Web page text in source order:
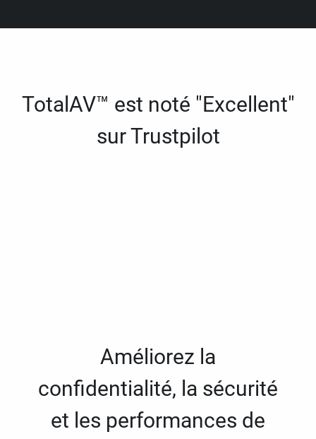
TotalAV™ est noté "Excellent"
sur Trustpilot
Améliorez la
confidentialité, la sécurité
et les performances de